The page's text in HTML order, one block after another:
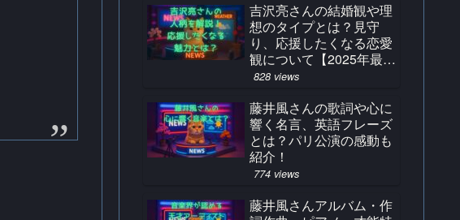
吉沢亮さんの結婚観や理
想のタイプとは？見守
り、応援したくなる恋愛
観について【2025年最
新】
828 views
藤井風さんの歌詞や心に
響く名言、英語フレーズ
とは？パリ公演の感動も
紹介！
774 views
藤井風さんアルバム・作